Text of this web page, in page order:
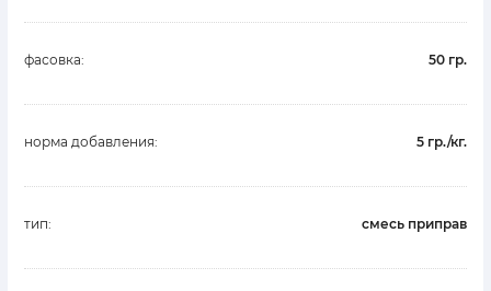
фасовка: 50 гр.
норма добавления: 5 гр./кг.
тип: смесь приправ